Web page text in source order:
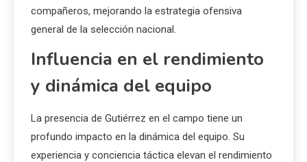
compañeros, mejorando la estrategia ofensiva
general de la selección nacional.
Influencia en el rendimiento
y dinámica del equipo
La presencia de Gutiérrez en el campo tiene un
profundo impacto en la dinámica del equipo. Su
experiencia y conciencia táctica elevan el rendimiento